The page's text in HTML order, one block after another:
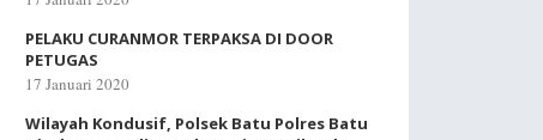
PELAKU CURANMOR TERPAKSA DI DOOR
PETUGAS
17 Januari 2020
Wilayah Kondusif, Polsek Batu Polres Batu